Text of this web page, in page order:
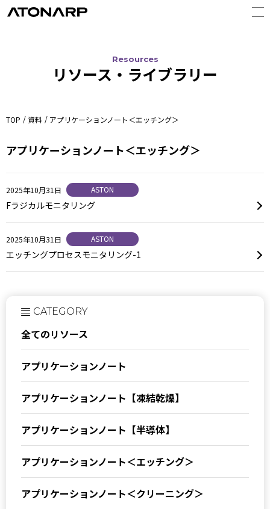
Resources
リソース・ライブラリー
TOP 資料 アプリケーションノート＜エッチング＞
アプリケーションノート＜エッチング＞
2025年10月31日 ASTON
Fラジカルモニタリング
2025年10月31日 ASTON
エッチングプロセスモニタリング-1
CATEGORY
全てのリソース
アプリケーションノート
アプリケーションノート【凍結乾燥】
アプリケーションノート【半導体】
アプリケーションノート＜エッチング＞
アプリケーションノート＜クリーニング＞